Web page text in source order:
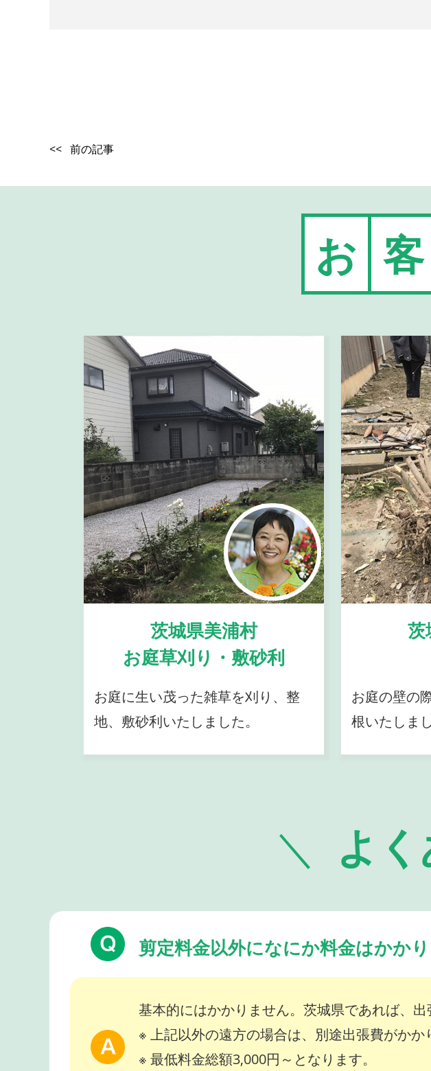
<< 前の記事
お 客
茨城県美浦村
お庭草刈り・敷砂利
お庭に生い茂った雑草を刈り、整
地、敷砂利いたしました。
茨
お庭の壁の
根いたしまし
よ
剪定料金以外になにか料金はかか
基本的にはかかりません。茨城県であれば、出
※ 上記以外の遠方の場合は、別途出張費がかか
※ 最低料金総額3,000円～となります。